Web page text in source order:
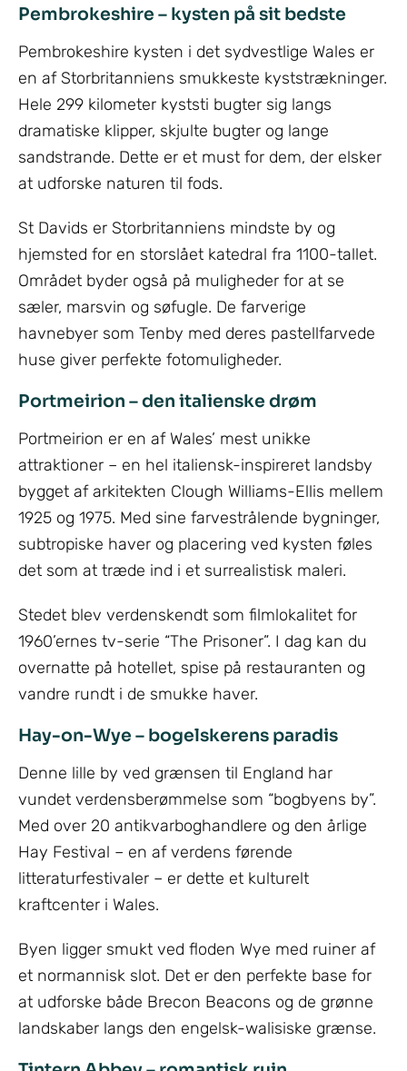
Pembrokeshire – kysten på sit bedste
Pembrokeshire kysten i det sydvestlige Wales er
en af Storbritanniens smukkeste kyststrækninger.
Hele 299 kilometer kyststi bugter sig langs
dramatiske klipper, skjulte bugter og lange
sandstrande. Dette er et must for dem, der elsker
at udforske naturen til fods.
St Davids er Storbritanniens mindste by og
hjemsted for en storslået katedral fra 1100-tallet.
Området byder også på muligheder for at se
sæler, marsvin og søfugle. De farverige
havnebyer som Tenby med deres pastellfarvede
huse giver perfekte fotomuligheder.
Portmeirion – den italienske drøm
Portmeirion er en af Wales’ mest unikke
attraktioner – en hel italiensk-inspireret landsby
bygget af arkitekten Clough Williams-Ellis mellem
1925 og 1975. Med sine farvestrålende bygninger,
subtropiske haver og placering ved kysten føles
det som at træde ind i et surrealistisk maleri.
Stedet blev verdenskendt som filmlokalitet for
1960’ernes tv-serie “The Prisoner”. I dag kan du
overnatte på hotellet, spise på restauranten og
vandre rundt i de smukke haver.
Hay-on-Wye – bogelskerens paradis
Denne lille by ved grænsen til England har
vundet verdensberømmelse som “bogbyens by”.
Med over 20 antikvarboghandlere og den årlige
Hay Festival – en af verdens førende
litteraturfestivaler – er dette et kulturelt
kraftcenter i Wales.
Byen ligger smukt ved floden Wye med ruiner af
et normannisk slot. Det er den perfekte base for
at udforske både Brecon Beacons og de grønne
landskaber langs den engelsk-walisiske grænse.